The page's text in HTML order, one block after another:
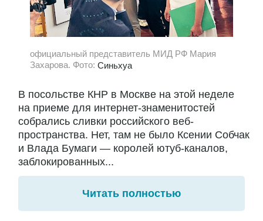
официальный представитель МИД РФ Мария
Захарова. Фото: Синьхуа
В посольстве КНР в Москве на этой неделе
на приеме для интернет-знаменитостей
собрались сливки российского веб-
пространства. Нет, там не было Ксении Собчак
и Влада Бумаги — королей ютуб-каналов,
заблокированных...
Читать полностью